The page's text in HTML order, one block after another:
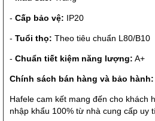
- Cấp bảo vệ: IP20
- Tuổi thọ: Theo tiêu chuẩn L80/B10
- Chuẩn tiết kiệm năng lượng: A+
Chính sách bán hàng và bảo hành:
Hafele cam kết mang đến cho khách
nhập khẩu 100% từ nhà cung cấp uy